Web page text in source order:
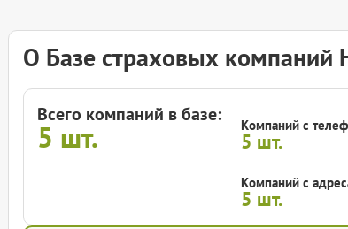
О Базе страховых компаний
Всего компаний в базе:
5 шт. Компаний с
5 шт.
Компаний с
5 шт.